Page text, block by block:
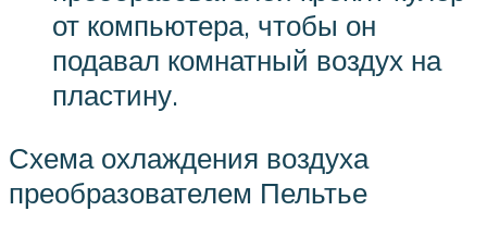
от компьютера, чтобы он
подавал комнатный воздух на
пластину.
Схема охлаждения воздуха
преобразователем Пельтье